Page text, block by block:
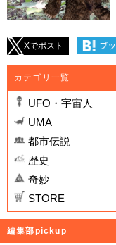
Xでポスト
カテゴリ一覧
UFO・宇宙人
UMA
都市伝説
歴史
奇妙
STORE
編集部pickup